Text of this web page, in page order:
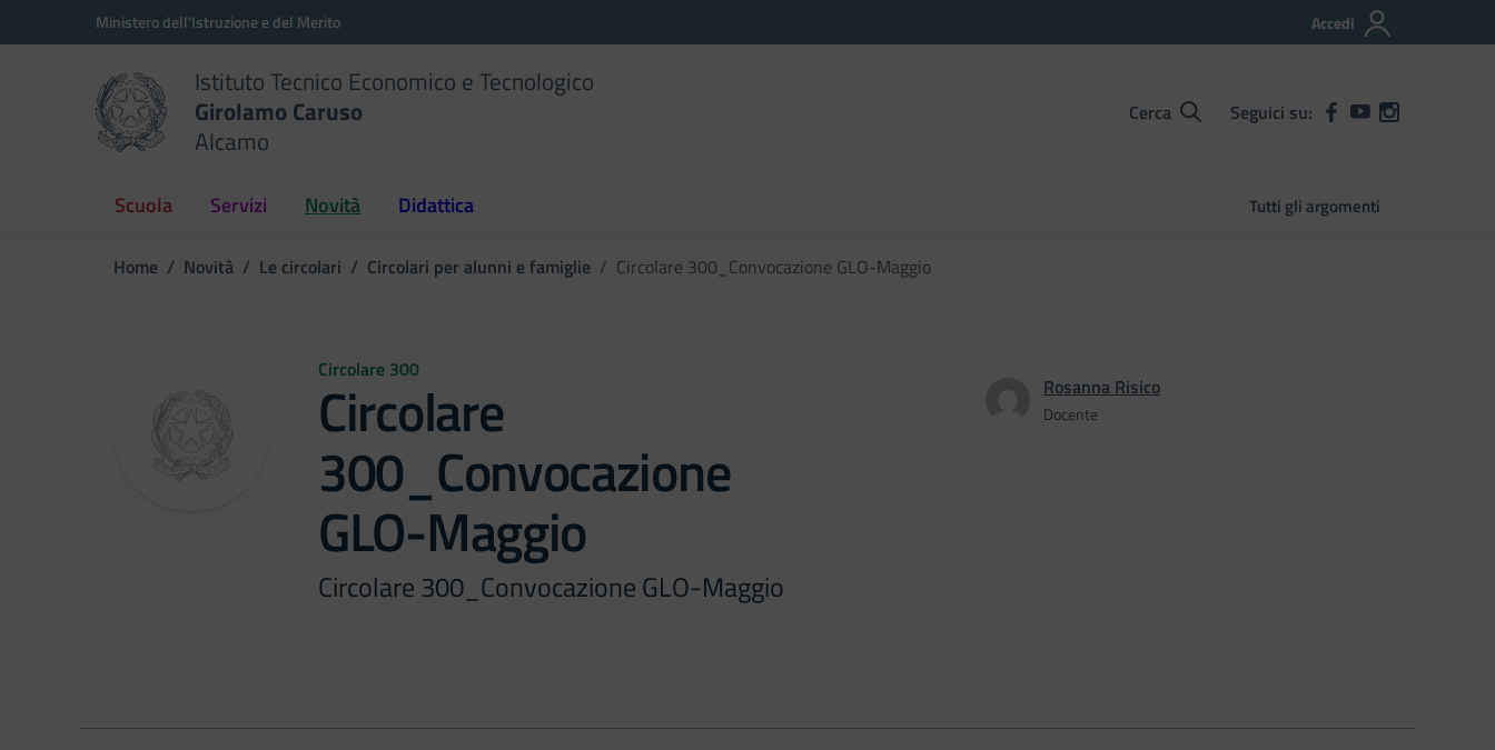
Vai ai contenuti
Vai al menu di navigazioneMinistero dell'Istruzione e del Merito Accedi
Istituto Tecnico Economico e Tecnologico
Girolamo Caruso
Alcamo
Cerca Seguici su:
Scuola Servizi Novità Didattica Tutti gli argomenti
Home Novità Le circolari Circolari per alunni e famiglie Circolare 300_Convocazione GLO-Maggio
Circolare 300
Circolare
300_Convocazione
GLO-Maggio
Circolare 300_Convocazione GLO-Maggio
Rosanna Risico
Docente